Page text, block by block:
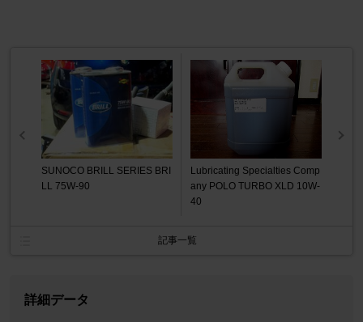
SUNOCO BRILL SERIES BRI
LL 75W-90
Lubricating Specialties Comp
any POLO TURBO XLD 10W-
40
記事一覧
詳細データ